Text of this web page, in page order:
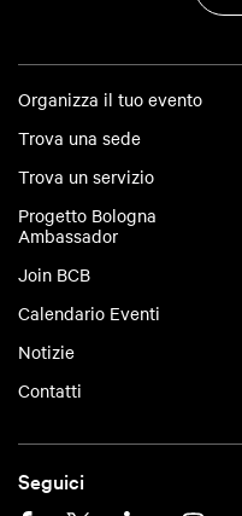
Organizza il tuo evento
Trova una sede
Trova un servizio
Progetto Bologna
Ambassador
Join BCB
Calendario Eventi
Notizie
Contatti
Seguici